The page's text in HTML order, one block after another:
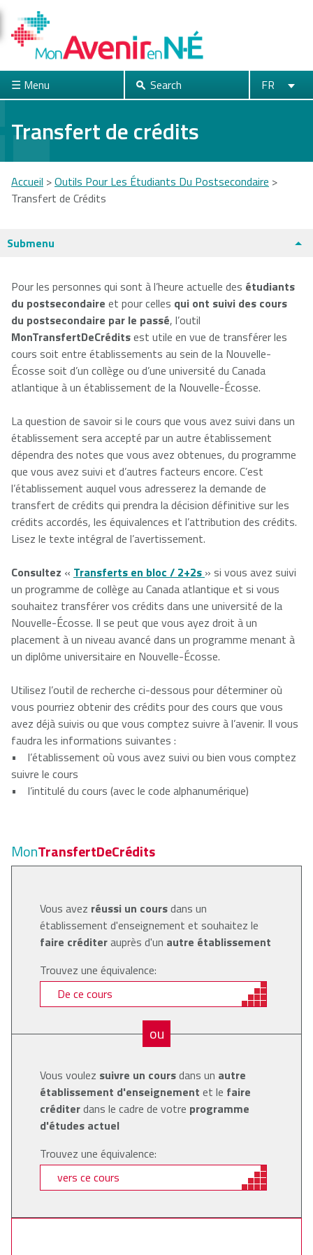
Skip
content
☰ Menu Search
FR
University
School of
Theology
University
University
College
NSCAD
University
Saint Mary's
University
St. Francis
Xavier
University
Université
Sainte-Anne
University of
King's
College
Universités et collèges
Transfert de crédits
are
Accueil >Outils Pour Les Étudiants Du Postsecondaire >
Transfert de Crédits
Submenu
Pour les personnes qui sont à l’heure actuelle des étudiants
du postsecondaire et pour celles qui ont suivi des cours
du postsecondaire par le passé, l’outil
MonTransfertDeCréditsest utile en vue de transférer les
cours soit entre établissements au sein de la Nouvelle-
Écosse soit d’un collège ou d’une université du Canada
atlantique à un établissement de la Nouvelle-Écosse.
La question de savoir si le cours que vous avez suivi dans un
établissement sera accepté par un autre établissement
dépendra des notes que vous avez obtenues, du programme
que vous avez suivi et d’autres facteurs encore. C’est
l’établissement auquel vous adresserez la demande de
transfert de crédits qui prendra la décision définitive sur les
crédits accordés, les équivalences et l’attribution des crédits.
Lisez le texte intégral de l’avertissement.
Consultez « Transferts en bloc / 2+2s » si vous avez suivi
un programme de collège au Canada atlantique et si vous
souhaitez transférer vos crédits dans une université de la
Nouvelle-Écosse. Il se peut que vous ayez droit à un
placement à un niveau avancé dans un programme menant à
un diplôme universitaire en Nouvelle-Écosse.
Utilisez l’outil de recherche ci-dessous pour déterminer où
vous pourriez obtenir des crédits pour des cours que vous
avez déjà suivis ou que vous comptez suivre à l’avenir. Il vous
faudra les informations suivantes :
• l’établissement où vous avez suivi ou bien vous comptez
suivre le cours
• l’intitulé du cours (avec le code alphanumérique)
MonTransfertDeCrédits
Vous avez réussi un coursdans un
établissement d'enseignement et souhaitez le
faire créditerauprès d'un autre établissement
Trouvez une équivalence:
De ce cours
ou
Vous voulez suivre un coursdans un autre
établissement d'enseignement et le faire
créditerdans le cadre de votre programme
d'études actuel
Trouvez une équivalence:
vers ce cours